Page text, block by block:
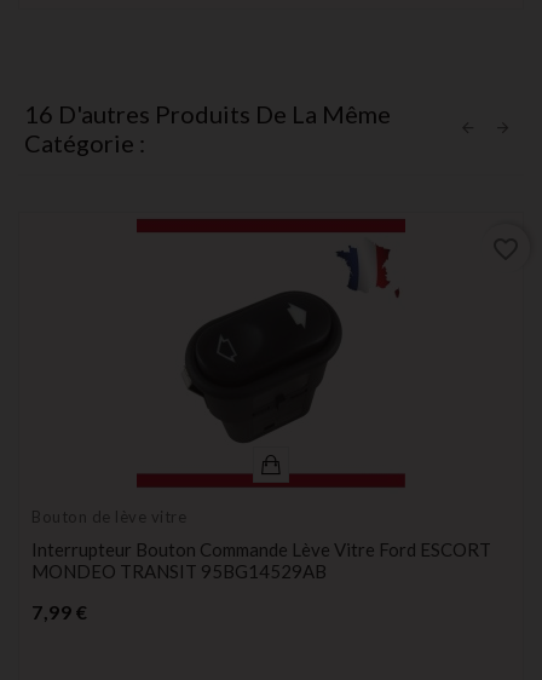
16 D'autres Produits De La Même
Catégorie :
Bouton de lève vitre
Interrupteur Bouton Commande Lève Vitre Ford ESCORT
MONDEO TRANSIT 95BG14529AB
7,99 €